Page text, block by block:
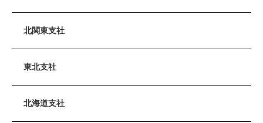
北関東支社
東北支社
北海道支社